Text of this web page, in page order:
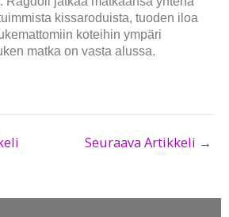
kissaroduista, tuoden iloa
koteihin ympäri
matka on vasta alussa.
Seuraava Artikkeli →